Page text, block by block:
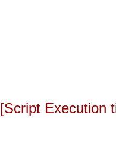
[Script